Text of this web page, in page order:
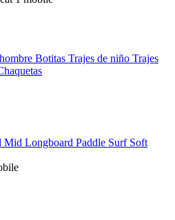
Botitas Trajes de niño Trajes
Mid Longboard Paddle Surf Soft